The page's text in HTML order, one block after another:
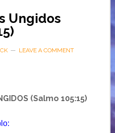
Ungidos
LEAVE A COMMENT
(Salmo 105:15)